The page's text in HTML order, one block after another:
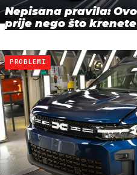
Nepisana pravila:
prije nego što
PROBLEMI